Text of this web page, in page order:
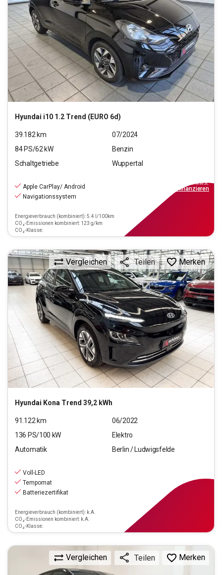
Hyundai i10 1.2 Trend (EURO 6d)
39.182km
07/2024
84PS/62kW
Benzin
Schaltgetriebe
Wuppertal
Apple CarPlay/ Android
Navigationssystem
Energieverbrauch (kombiniert): 5.4 l/100km
CO₂-Emissionen kombiniert: 123 g/km
CO₂-Klasse:
inkl.MwSt.
finanzieren
Hyundai Kona Trend 39,2 kWh
Vergleichen Teilen Merken
91.122 km
06/2022
136 PS/100 kW
Elektro
Automatik
Berlin / Ludwigsfelde
Voll-LED
Tempomat
Batteriezertifikat
Energieverbrauch (kombiniert): k.A.
CO₂-Emissionen kombiniert: k.A.
CO₂-Klasse:
Vergleichen Teilen Merken